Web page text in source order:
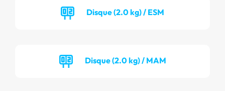
Disque (2.0 kg) / ESM
Disque (2.0 kg) / MAM